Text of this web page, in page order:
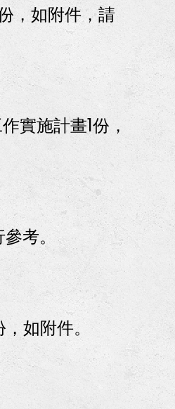
，如附件，請
實施計畫1份，
考。
如附件。